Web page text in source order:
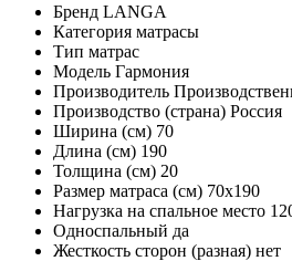
Бренд LANGA
Категория матрасы
Тип матрас
Модель Гармония
Производитель
Производство (страна) Россия
Ширина (см) 70
Длина (см) 190
Толщина (см) 20
Размер матраса (см) 70х190
Нагрузка на спальное место
Односпальный да
Жесткость сторон (разная) нет